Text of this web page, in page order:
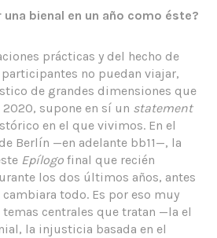
bienal en un año como éste?
prácticas y del hecho de
no puedan viajar,
de grandes dimensiones que
supone en sí un statement
en el que vivimos. En el
Berlín —en adelante bb11—, la
Epílogo final que recién
los dos últimos años, antes
todo. Es por eso muy
centrales que tratan —la el
la injusticia basada en el